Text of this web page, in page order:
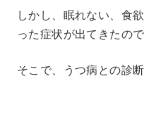
しかし、眠れない、食
った症状が出てきたの
そこで、うつ病との診